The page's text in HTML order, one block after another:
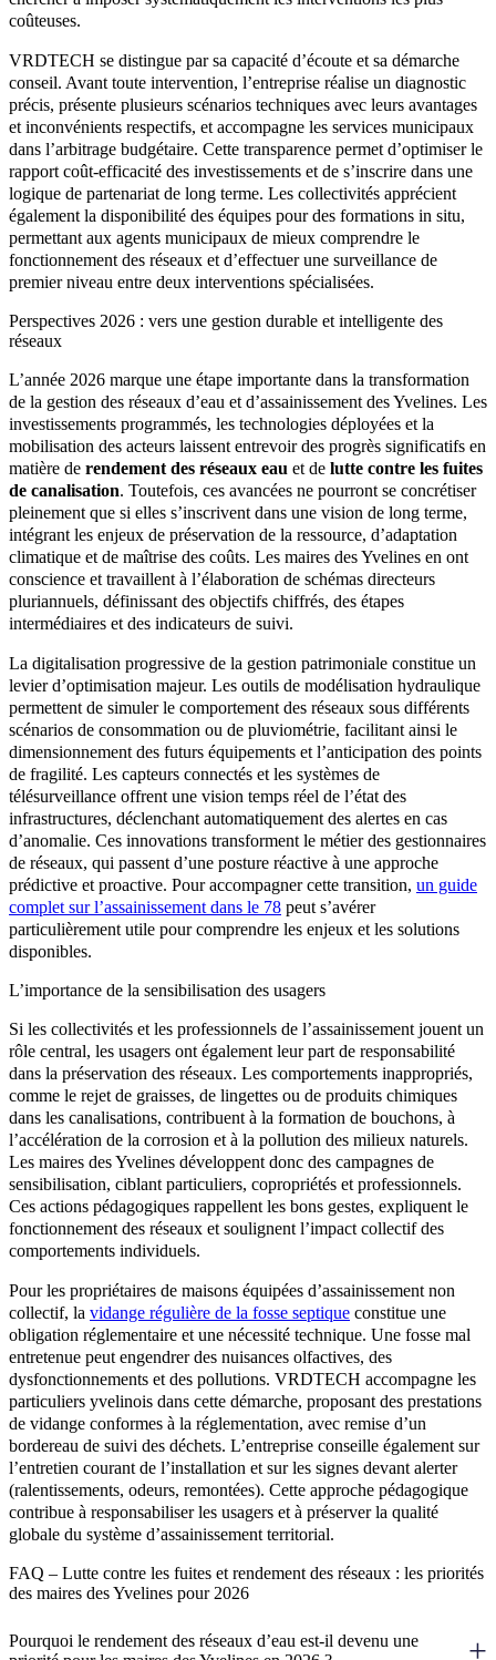
coûteuses.
VRDTECH se distingue par sa capacité d’écoute et sa démarche
conseil. Avant toute intervention, l’entreprise réalise un diagnostic
précis, présente plusieurs scénarios techniques avec leurs avantages
et inconvénients respectifs, et accompagne les services municipaux
dans l’arbitrage budgétaire. Cette transparence permet d’optimiser le
rapport coût-efficacité des investissements et de s’inscrire dans une
logique de partenariat de long terme. Les collectivités apprécient
également la disponibilité des équipes pour des formations in situ,
permettant aux agents municipaux de mieux comprendre le
fonctionnement des réseaux et d’effectuer une surveillance de
premier niveau entre deux interventions spécialisées.
Perspectives 2026 : vers une gestion durable et intelligente des
réseaux
L’année 2026 marque une étape importante dans la transformation
de la gestion des réseaux d’eau et d’assainissement des Yvelines. Les
investissements programmés, les technologies déployées et la
mobilisation des acteurs laissent entrevoir des progrès significatifs en
matière de rendement des réseaux eau et de lutte contre les fuites
de canalisation. Toutefois, ces avancées ne pourront se concrétiser
pleinement que si elles s’inscrivent dans une vision de long terme,
intégrant les enjeux de préservation de la ressource, d’adaptation
climatique et de maîtrise des coûts. Les maires des Yvelines en ont
conscience et travaillent à l’élaboration de schémas directeurs
pluriannuels, définissant des objectifs chiffrés, des étapes
intermédiaires et des indicateurs de suivi.
La digitalisation progressive de la gestion patrimoniale constitue un
levier d’optimisation majeur. Les outils de modélisation hydraulique
permettent de simuler le comportement des réseaux sous différents
scénarios de consommation ou de pluviométrie, facilitant ainsi le
dimensionnement des futurs équipements et l’anticipation des points
de fragilité. Les capteurs connectés et les systèmes de
télésurveillance offrent une vision temps réel de l’état des
infrastructures, déclenchant automatiquement des alertes en cas
d’anomalie. Ces innovations transforment le métier des gestionnaires
de réseaux, qui passent d’une posture réactive à une approche
prédictive et proactive. Pour accompagner cette transition, un guide
complet sur l’assainissement dans le 78 peut s’avérer
particulièrement utile pour comprendre les enjeux et les solutions
disponibles.
L’importance de la sensibilisation des usagers
Si les collectivités et les professionnels de l’assainissement jouent un
rôle central, les usagers ont également leur part de responsabilité
dans la préservation des réseaux. Les comportements inappropriés,
comme le rejet de graisses, de lingettes ou de produits chimiques
dans les canalisations, contribuent à la formation de bouchons, à
l’accélération de la corrosion et à la pollution des milieux naturels.
Les maires des Yvelines développent donc des campagnes de
sensibilisation, ciblant particuliers, copropriétés et professionnels.
Ces actions pédagogiques rappellent les bons gestes, expliquent le
fonctionnement des réseaux et soulignent l’impact collectif des
comportements individuels.
Pour les propriétaires de maisons équipées d’assainissement non
collectif, la vidange régulière de la fosse septique constitue une
obligation réglementaire et une nécessité technique. Une fosse mal
entretenue peut engendrer des nuisances olfactives, des
dysfonctionnements et des pollutions. VRDTECH accompagne les
particuliers yvelinois dans cette démarche, proposant des prestations
de vidange conformes à la réglementation, avec remise d’un
bordereau de suivi des déchets. L’entreprise conseille également sur
l’entretien courant de l’installation et sur les signes devant alerter
(ralentissements, odeurs, remontées). Cette approche pédagogique
contribue à responsabiliser les usagers et à préserver la qualité
globale du système d’assainissement territorial.
FAQ – Lutte contre les fuites et rendement des réseaux : les priorités
des maires des Yvelines pour 2026
Pourquoi le rendement des réseaux d’eau est-il devenu une